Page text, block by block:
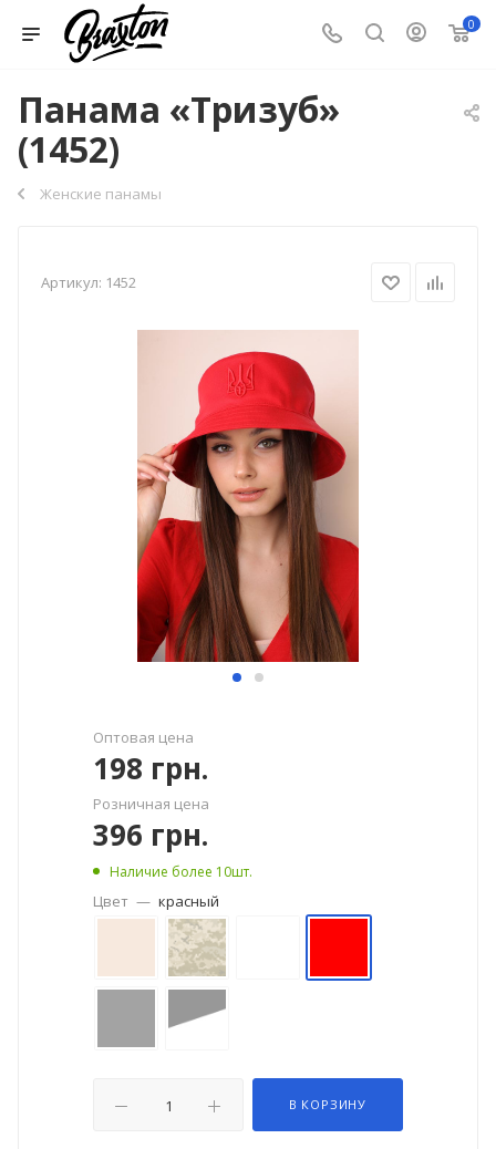
0
Панама «Тризуб»
(1452)
Женские панамы
Артикул: 1452
Оптовая цена
198 грн.
Розничная цена
396 грн.
Наличие более 10шт.
Цвет — красный
В КОРЗИНУ